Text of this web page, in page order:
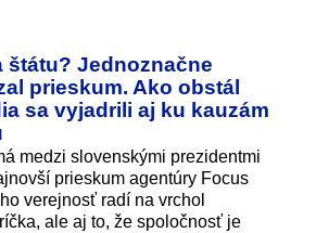
štátu? Jednoznačne
prieskum. Ako obstál
sa vyjadrili aj ku kauzám
medzi slovenskými prezidentmi
prieskum agentúry Focus
verejnosť radí na vrchol
ale aj to, že spoločnosť je